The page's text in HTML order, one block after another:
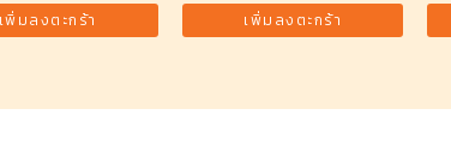
เพิ่มลงตะกร้า เพิ่มลงตะกร้า